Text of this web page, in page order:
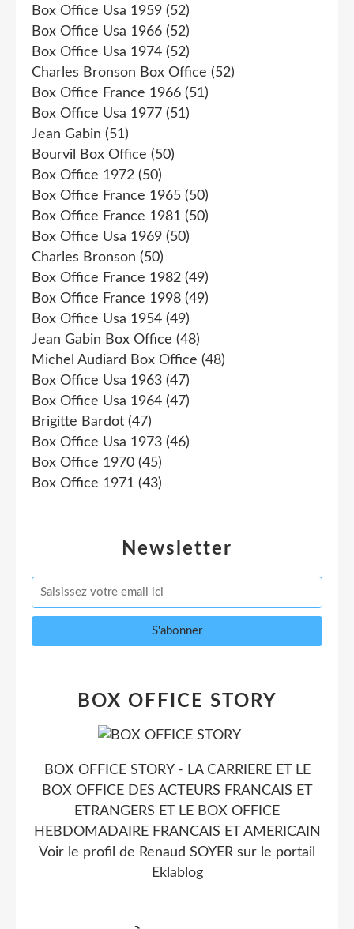
Newsletter
Box Office Usa 1959 (52)
Box Office Usa 1966 (52)
Box Office Usa 1974 (52)
Charles Bronson Box Office (52)
Box Office France 1966 (51)
Box Office Usa 1977 (51)
Jean Gabin (51)
Bourvil Box Office (50)
Box Office 1972 (50)
Box Office France 1965 (50)
Box Office France 1981 (50)
Box Office Usa 1969 (50)
Charles Bronson (50)
Box Office France 1982 (49)
Box Office France 1998 (49)
Box Office Usa 1954 (49)
Jean Gabin Box Office (48)
Michel Audiard Box Office (48)
Box Office Usa 1963 (47)
Box Office Usa 1964 (47)
Brigitte Bardot (47)
Box Office Usa 1973 (46)
Box Office 1970 (45)
Box Office 1971 (43)
BOX OFFICE STORY
BOX OFFICE STORY - LA CARRIERE ET LE
BOX OFFICE DES ACTEURS FRANCAIS ET
ETRANGERS ET LE BOX OFFICE
HEBDOMADAIRE FRANCAIS ET AMERICAIN
Voir le profil de Renaud SOYER sur le portail
Eklablog